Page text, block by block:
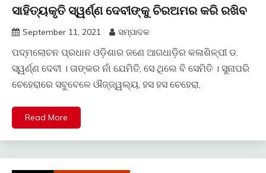
ସାହିତ୍ୟକୃତି ସ୍ୱର୍ଣ୍ଣ ଦେବୀଙ୍କୁ ଚିରଅମର କରି ରଖିବ
September 11, 2021 ସମ୍ପାଦକ
ପଦ୍ମଲୋଚନ ପ୍ରଧାନ ଓଡ଼ିଶାର ଜଣେ ଆଗଧାଡ଼ିର କଳାଶିଳ୍ପୀ ଡ.
ସ୍ୱର୍ଣ୍ଣ ଦେବୀ । ତାଙ୍କର ନାଁ ଯେମିତି, ସେ ଥିଲେ ବି ସେମିତି । ସୁନାପରି
ଚେହେରାରେ ସବୁବେଳେ ଔଜ୍ଜ୍ୱଲ୍ୟ, ହସ ହସ ଚେହେରା,
Read More